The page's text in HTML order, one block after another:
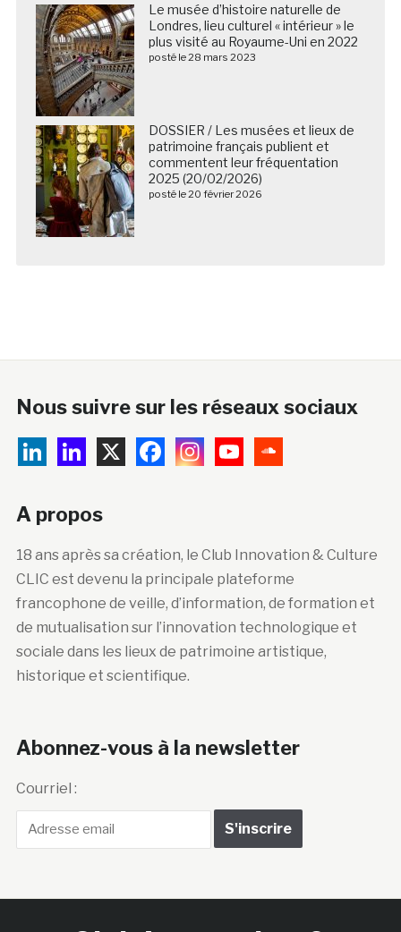
Le musée d’histoire naturelle de
Londres, lieu culturel « intérieur » le
plus visité au Royaume-Uni en 2022
posté le 28 mars 2023
DOSSIER / Les musées et lieux de
patrimoine français publient et
commentent leur fréquentation
2025 (20/02/2026)
posté le 20 février 2026
Nous suivre sur les réseaux sociaux
A propos
18 ans après sa création, le Club Innovation & Culture
CLIC est devenu la principale plateforme
francophone de veille, d’information, de formation et
de mutualisation sur l’innovation technologique et
sociale dans les lieux de patrimoine artistique,
historique et scientifique.
Abonnez-vous à la newsletter
Courriel :